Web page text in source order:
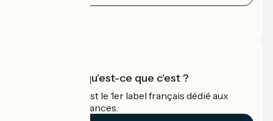
Accueil Vélo qu'est-ce que c'est ?
Accueil Vélo c'est le 1er label français dédié aux
cyclistes en vacances.